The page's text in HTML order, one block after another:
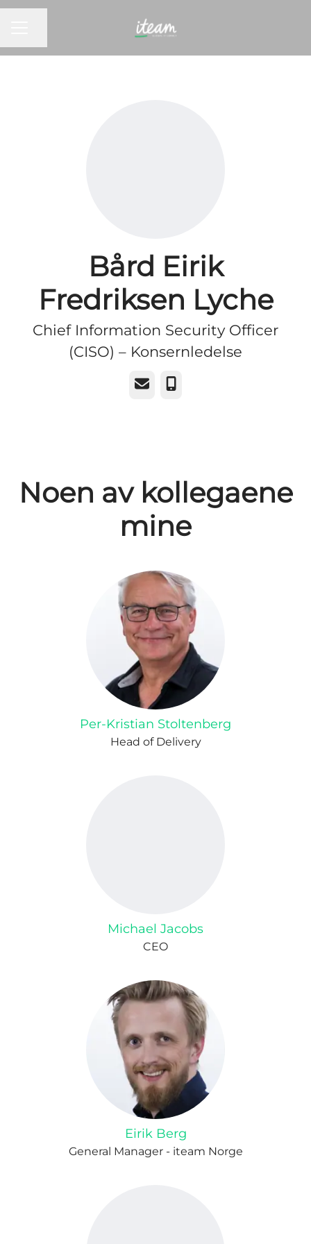
Bård Eirik
Fredriksen Lyche
Chief Information Security Officer
(CISO) – Konsernledelse
E-postTelefonnummer
Noen av kollegaene
mine
Per-Kristian Stoltenberg
Head of Delivery
Michael Jacobs
CEO
Eirik Berg
General Manager - iteam Norge